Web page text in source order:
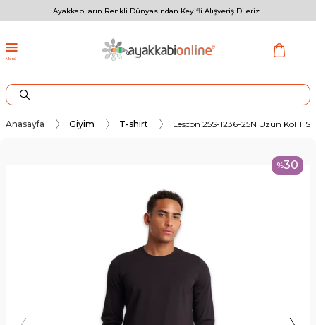
Ayakkabıların Renkli Dünyasından Keyifli Alışveriş Dileriz...
Menü
Anasayfa Giyim T-shirt Lescon 25S-1236-25N Uzun Kol T
%30